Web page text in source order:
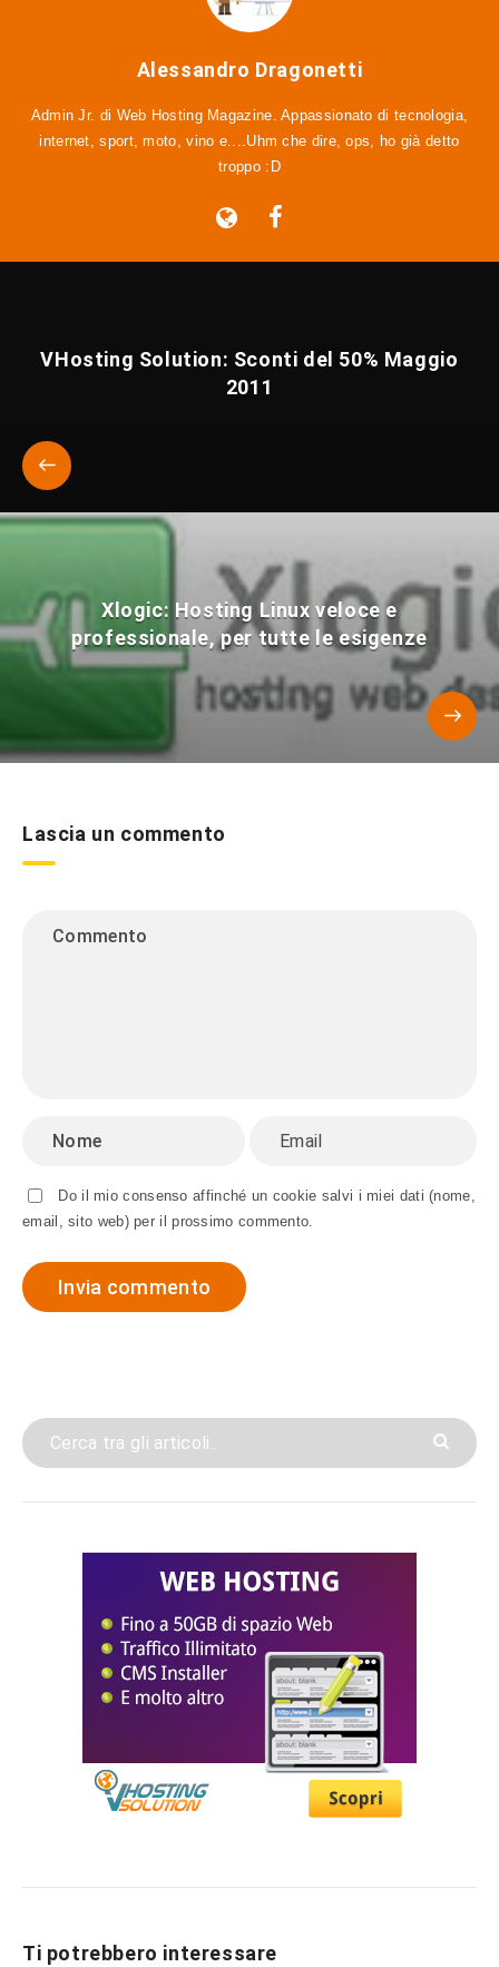
Alessandro Dragonetti
Admin Jr. di Web Hosting Magazine. Appassionato di tecnologia,
internet, sport, moto, vino e....Uhm che dire, ops, ho già detto
troppo :D
VHosting Solution: Sconti del 50% Maggio
2011
Xlogic: Hosting Linux veloce e
professionale, per tutte le esigenze
Lascia un commento
Do il mio consenso affinché un cookie salvi i miei dati (nome,
email, sito web) per il prossimo commento.
Ti potrebbero interessare